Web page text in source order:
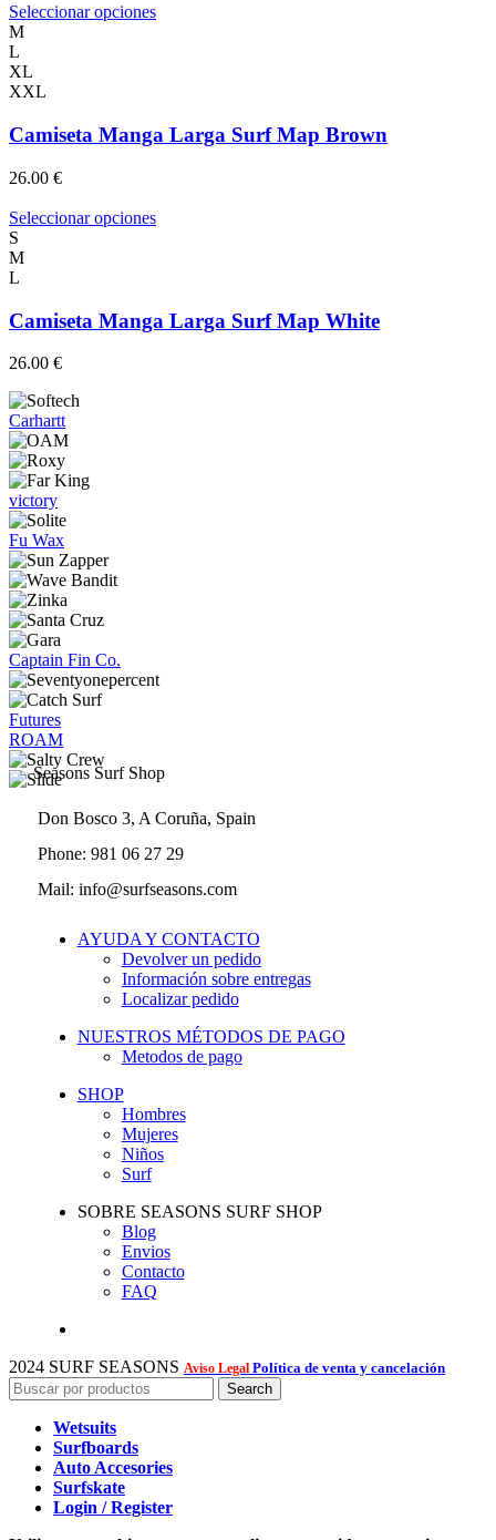
Seleccionar opcionesEste
opciones
se
en
la
M
L
XL
XXL
Camiseta Manga Larga Surf Map Brown
26.00 €
Seleccionar opcionesEste
Las
opciones
S
M
L
Camiseta Manga Larga Surf Map White
26.00 €
Carhartt
victory
Fu Wax
Captain Fin Co.
Futures
ROAM
Seasons Surf Shop
Don Bosco 3, A Coruña, Spain
Phone: 981 06 27 29
Mail: info@surfseasons.com
AYUDA Y CONTACTO
Devolver un pedido
Información sobre entregas
Localizar pedido
NUESTROS MÉTODOS DE PAGO
Metodos de pago
SHOP
Hombres
Mujeres
Niños
Surf
SOBRE SEASONS SURF SHOP
Blog
Envios
Contacto
FAQ
2024 SURF SEASONS Aviso Legal Política de venta y cancelación
Search
Wetsuits
Surfboards
Auto Accesories
Surfskate
Login / Register